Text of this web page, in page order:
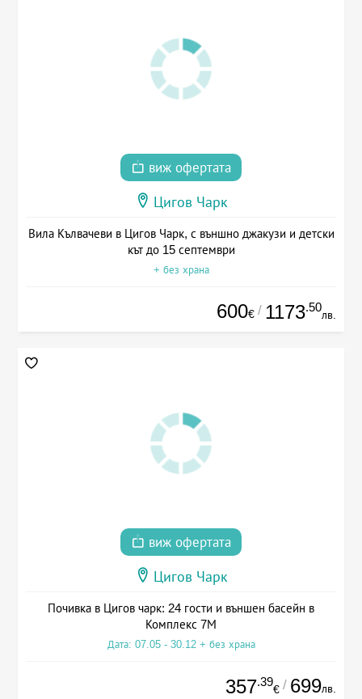
виж офертата
Цигов Чарк
Вила Кълвачеви в Цигов Чарк, с външно джакузи и детски
кът до 15 септември
+ без храна
600€ / 1173.50
лв.
виж офертата
Цигов Чарк
Почивка в Цигов чарк: 24 гости и външен басейн в
Комплекс 7М
Дата: 07.05 - 30.12 + без храна
357.39
€ / 699лв.